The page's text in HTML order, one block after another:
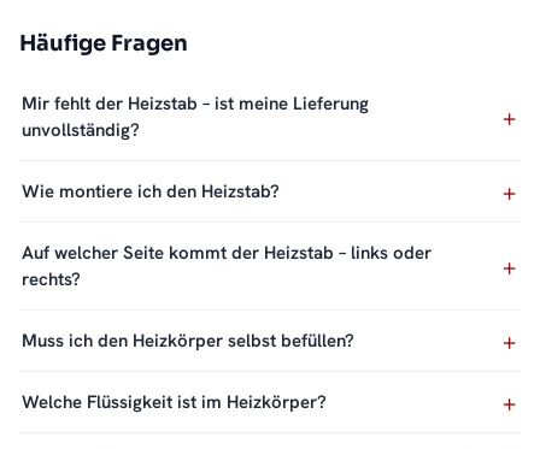
Häufige Fragen
Mir fehlt der Heizstab – ist meine Lieferung
unvollständig?
Wie montiere ich den Heizstab?
Auf welcher Seite kommt der Heizstab – links oder
rechts?
Muss ich den Heizkörper selbst befüllen?
Welche Flüssigkeit ist im Heizkörper?